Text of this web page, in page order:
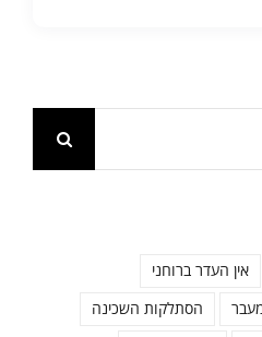
אין העדר ברוחני
הסתלקות השכינה